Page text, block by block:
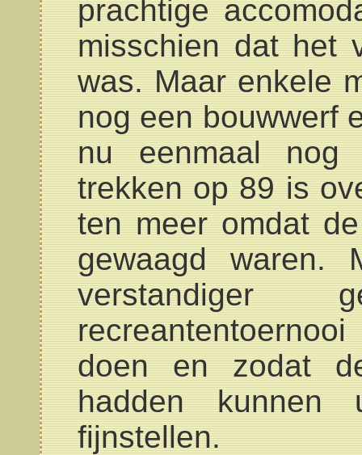
prachtige
misschien dat het
was. Maar enkele
nog een bouwwerf
nu eenmaal
trekken op 89 is
ten meer omdat
gewaagd waren.
doen en zodat
hadden
fijnstellen.